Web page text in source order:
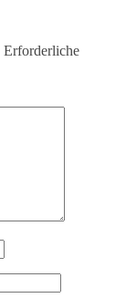
Erforderliche